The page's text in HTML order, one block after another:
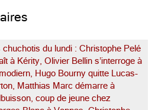
chuchotis du lundi : Christophe Pelé
à Kérity, Olivier Bellin s’interroge à
Hugo Bourny quitte Lucas-
Matthias Marc démarre à
coup de jeune chez